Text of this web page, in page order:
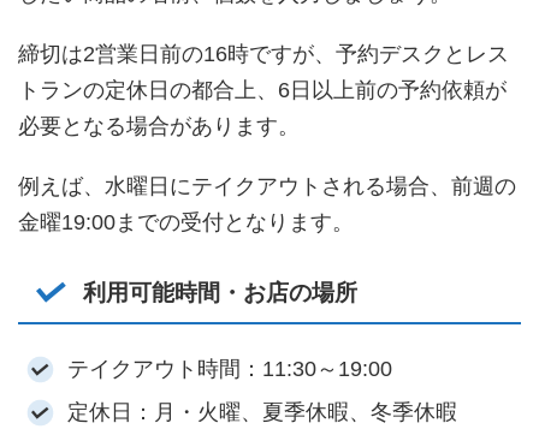
締切は2営業日前の16時ですが、予約デスクとレス
トランの定休日の都合上、6日以上前の予約依頼が
必要となる場合があります。
例えば、水曜日にテイクアウトされる場合、前週の
金曜19:00までの受付となります。
利用可能時間・お店の場所
テイクアウト時間：11:30～19:00
定休日：月・火曜、夏季休暇、冬季休暇